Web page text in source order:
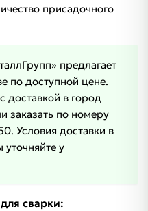
присадочного
предлагает
по доступной цене.
доставкой в город
заказать по номеру
Условия доставки в
уточняйте у
сварки: